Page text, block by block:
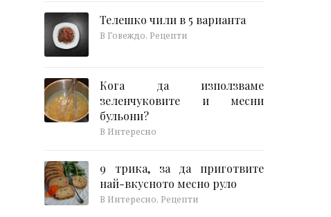
Телешко чили в 5 варианта
В Говеждо, Рецепти
Кога да използваме
зеленчуковите и месни
бульони?
В Интересно
9 трика, за да приготвите
най-вкусното месно руло
В Интересно, Рецепти